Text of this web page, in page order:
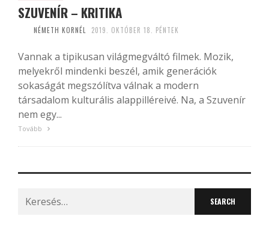
SZUVENÍR – KRITIKA
NÉMETH KORNÉL 2019. OKTÓBER 18. PÉNTEK
Vannak a tipikusan világmegváltó filmek. Mozik,
melyekről mindenki beszél, amik generációk
sokaságát megszólítva válnak a modern
társadalom kulturális alappilléreivé. Na, a Szuvenír
nem egy...
Tovább
Search
for: